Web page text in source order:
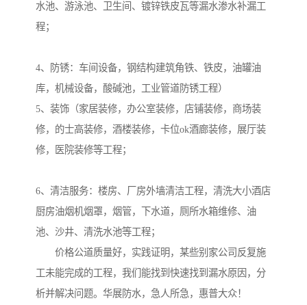
水池、游泳池、卫生间、镀锌铁皮瓦等漏水渗水补漏工
程；
4、防锈：车间设备，钢结构建筑角铁、铁皮，油罐油
库，机械设备，酸碱池，工业管道防锈工程）
5、装饰（家居装修，办公室装修，店铺装修，商场装
修，的士高装修，酒楼装修，卡位ok酒廊装修，展厅装
修，医院装修等工程；
6、清洁服务：楼房、厂房外墙清洁工程，清洗大小酒店
厨房油烟机烟罩，烟管，下水道，厕所水箱维修、油
池、沙井、清洗水池等工程；
价格公道质量好，实践证明，某些别家公司反复施
工未能完成的工程，我们能找到快速找到漏水原因，分
析并解决问题。华展防水，急人所急，惠普大众！